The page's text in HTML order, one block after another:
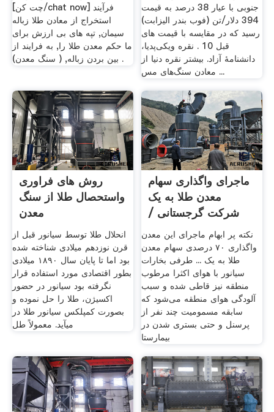
[چت کن/chat now] فرآیند
استخراج از معادن طلا زباله
سیمان, تپه های بی ارزش برای
ما حکم معدن طلا را, به فرایند از
بین بردن زباله, ( سنگ معدن) .
جنوبی با عیار 38 درصد به قیمت
394 دلار/تن (فوب بندر الیزابت)
رسید که در مقایسه با قیمت های
قبل 10 . نقره ویکی‌پدیا،
دانشنامهٔ آزاد. بیشتر نقره دنیا از
معادن سنگ‌های مس ...
روش های فراوری
واستحصال طلا از سنگ
معدن
انحلال طلا توسط سیانور قبل از
قرن نوزدهم میلادی شناخته شده
بود اما تا پایان سال ۱۸۹۰ میلادی
بطور اقتصادی مورد استفاده قرار
نگرفته بود سیانور در حضور
اکسیژن، طلا را حل نموده و
بصورت کمپلکس سیانور طلا در
میآید. معمولاً طل
ماجرای واگذاری سهام
معدن طلا به یک
شرکت گرجستانی /
طلای ...
نکته پر ابهام ماجرای این معدن
واگذاری ۷۰ درصدی سهام معدن
طلا به یک ... طرفی بخارات
سیانور با هوای اکثرا مرطوب
منطقه نیز قاطی شده و سبب
آلودگی هوای منطقه می‌شود که
سابقه مسمومیت چند نفر از
پرسنل و حتی بستری شدن در
بیمارستا